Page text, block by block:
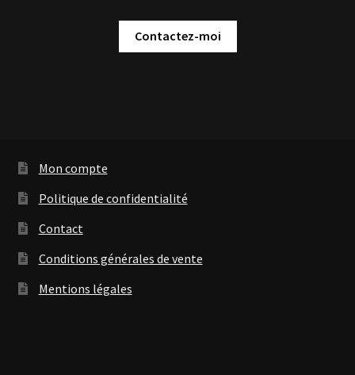
Contactez-moi
Mon compte
Politique de confidentialité
Contact
Conditions générales de vente
Mentions légales